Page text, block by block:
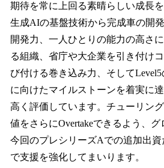
期待を常に上回る素晴らしい成長
生成AIの基盤技術から完成車の開
開発力、一人ひとりの能力の高さ
る組織、省庁や大企業を引き付け
び付ける巻き込み力、そして
に向けたマイルストーンを着実に
高く評価しています。チューリン
値をさらにOvertakeできるよう、
今回のプレシリーズAでの追加出
で支援を強化してまいります。